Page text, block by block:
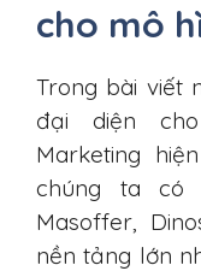
cho mô
Trong bài viết
đại diện
Marketing
chúng ta có
Masoffer,
nền tảng lớn